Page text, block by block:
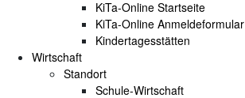
KiTa-Online Startseite
KiTa-Online Anmeldeformular
Kindertagesstätten
Wirtschaft
Standort
Schule-Wirtschaft